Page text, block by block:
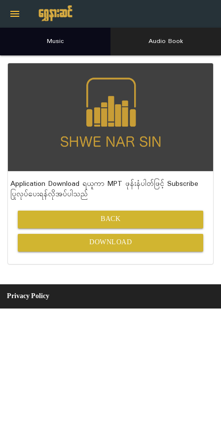
menu
Music Audio Book
Application Download ရယူကာ MPT ဖုန်းနံပါတ်ဖြင့် Subscribe
ပြုလုပ်ပေးရန်လိုအပ်ပါသည်
BACK
DOWNLOAD
Privacy Policy